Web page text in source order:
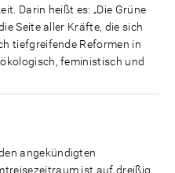
Darin heißt es: „Die Grüne
Seite aller Kräfte, die sich
tiefgreifende Reformen in
feministisch und
angekündigten
ist auf dreißig